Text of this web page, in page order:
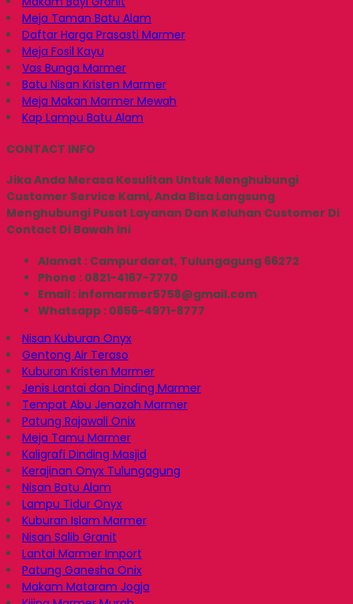
Meja Taman Batu Alam
Daftar Harga Prasasti Marmer
Meja Fosil Kayu
Vas Bunga Marmer
Batu Nisan Kristen Marmer
Meja Makan Marmer Mewah
Kap Lampu Batu Alam
CONTACT INFO
Jika Anda Merasa Kesulitan Untuk Menghubungi
Customer Service Kami, Anda Bisa Langsung
Menghubungi Pusat Layanan Dan Keluhan Customer Di
Contact Di Bawah Ini
Alamat : Campurdarat, Tulungagung 66272
Phone : 0821-4167-7770
Email : infomarmer5758@gmail.com
Whatsapp : 0856-4971-8777
Nisan Kuburan Onyx
Gentong Air Teraso
Kuburan Kristen Marmer
Jenis Lantai dan Dinding Marmer
Tempat Abu Jenazah Marmer
Patung Rajawali Onix
Meja Tamu Marmer
Kaligrafi Dinding Masjid
Kerajinan Onyx Tulungagung
Nisan Batu Alam
Lampu Tidur Onyx
Kuburan Islam Marmer
Nisan Salib Granit
Lantai Marmer Import
Patung Ganesha Onix
Makam Mataram Jogja